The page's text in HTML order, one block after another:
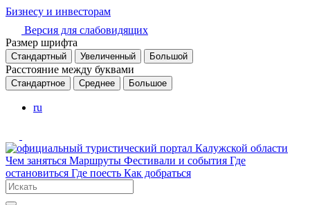
Бизнесу и инвесторам
Версия для слабовидящих
Размер шрифта
Стандартный Увеличенный Большой
Расстояние между буквами
Стандартное Среднее Большое
ru
Чем заняться Маршруты Фестивали и события Где
остановиться Где поесть Как добраться